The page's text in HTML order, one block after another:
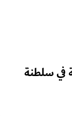
للنهضة في سلطنة